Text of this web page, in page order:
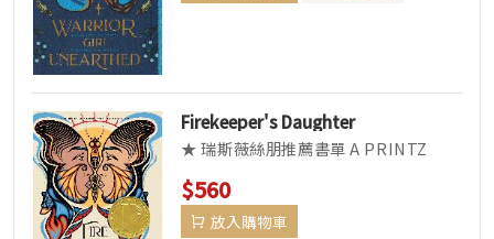
Firekeeper's Daughter
★ 瑞斯薇絲朋推薦書單 A PRINTZ
MEDAL WINNER! A MORRIS
AWAR...
$560
放入購物車